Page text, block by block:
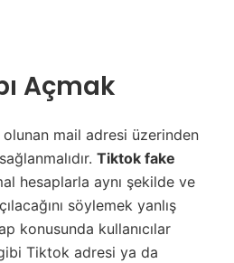
Açmak
mail adresi üzerinden
Tiktok fake
hesaplarla aynı şekilde ve
söylemek yanlış
konusunda kullanıcılar
Tiktok adresi ya da